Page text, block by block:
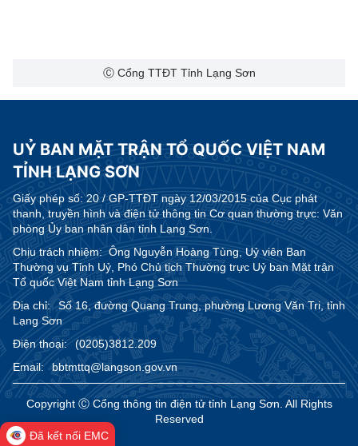
Ⓒ Cổng TTĐT Tỉnh Lạng Sơn
UỶ BAN MẶT TRẬN TỔ QUỐC VIỆT NAM
TỈNH LẠNG SƠN
Giấy phép số:20 / GP-TTĐT ngày 12/03/2015 của Cục phát
thanh, truyền hình và điện tử thông tin Cơ quan thường trực: Văn
phòng Ủy ban nhân dân tỉnh Lạng Sơn.
Chịu trách nhiệm:Ông Nguyễn Hoàng Tùng, Uỷ viên Ban
Thường vụ Tỉnh Uỷ, Phó Chủ tịch Thường trực Uỷ ban Mặt trận
Tổ quốc Việt Nam tỉnh Lạng Sơn
Địa chỉ:
Số 16, đường Quang Trung, phường Lương Văn Tri, tỉnh
Lạng Sơn
Điện thoại:
(0205)3812.209
Email:
bbtmttq@langson.gov.vn
Copyright Ⓒ Cổng thông tin điện tử tỉnh Lạng Sơn. All Rights
Reserved
Đã kết nối EMC